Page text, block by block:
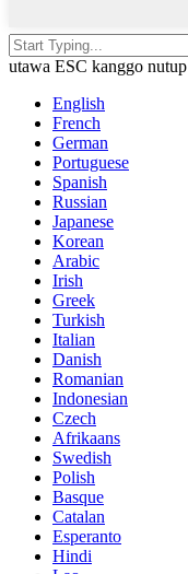
utawa ESC kanggo nutup
English
French
German
Portuguese
Spanish
Russian
Japanese
Korean
Arabic
Irish
Greek
Turkish
Italian
Danish
Romanian
Indonesian
Czech
Afrikaans
Swedish
Polish
Basque
Catalan
Esperanto
Hindi